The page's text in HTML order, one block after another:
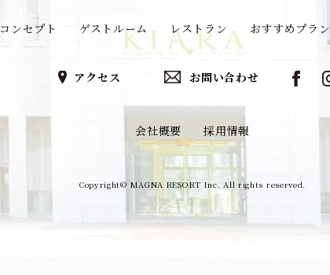
コンセプト ゲストルーム レストラン おすすめプラン
アクセス お問い合わせ
会社概要 採用情報
Copyright© MAGNA RESORT Inc. All rights reserved.